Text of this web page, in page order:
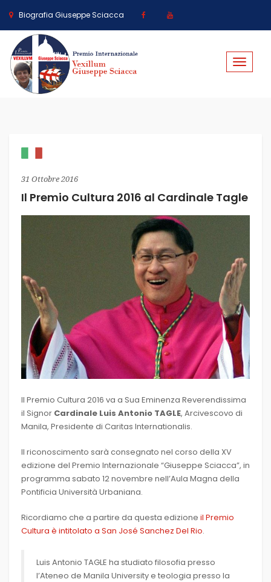
Biografia Giuseppe Sciacca
Toggle
31 Ottobre 2016
Il Premio Cultura 2016 al Cardinale Tagle
Il Premio Cultura 2016 va a Sua Eminenza Reverendissima
il Signor Cardinale Luis Antonio TAGLE, Arcivescovo di
Manila, Presidente di Caritas Internationalis.
Il riconoscimento sarà consegnato nel corso della XV
edizione del Premio Internazionale “Giuseppe Sciacca”, in
programma sabato 12 novembre nell’Aula Magna della
Pontificia Università Urbaniana.
Ricordiamo che a partire da questa edizione il Premio
Cultura è intitolato a San José Sanchez Del Rio.
Luis Antonio TAGLE ha studiato filosofia presso
l’Ateneo de Manila University e teologia presso la